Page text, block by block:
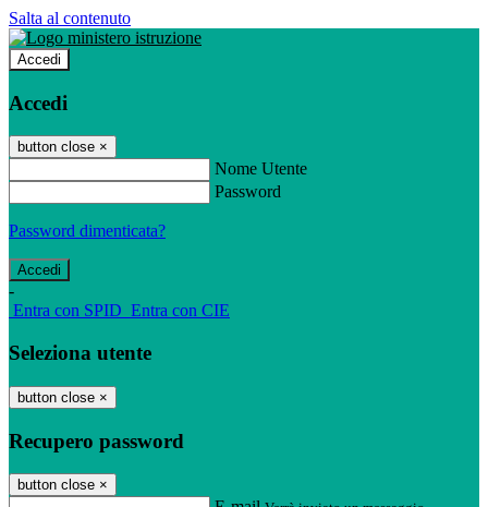
Salta al contenuto
Accedi
Accedi
button close ×
Nome Utente
Password
Password dimenticata?
-
Entra con SPID Entra con CIE
Seleziona utente
button close ×
Recupero password
button close ×